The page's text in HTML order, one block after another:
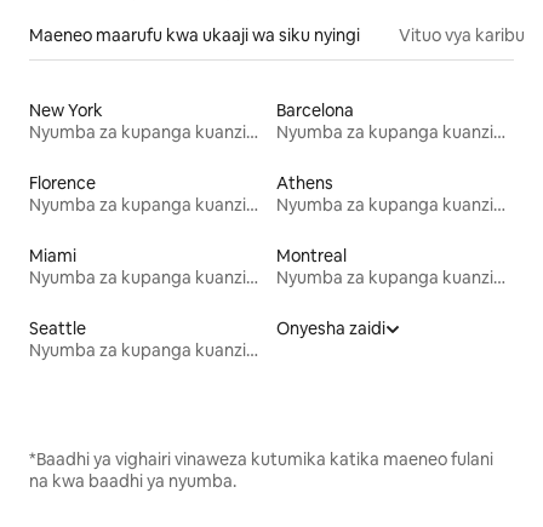
Maeneo maarufu kwa ukaaji wa siku nyingi Vituo vya karibu
New York
Nyumba za kupanga kuanzia mwezi mmoja
Barcelona
Nyumba za kupanga kuanzia mwezi mmoja
Florence
Nyumba za kupanga kuanzia mwezi mmoja
Athens
Nyumba za kupanga kuanzia mwezi mmoja
Miami
Nyumba za kupanga kuanzia mwezi mmoja
Montreal
Nyumba za kupanga kuanzia mwezi mmoja
Seattle
Nyumba za kupanga kuanzia mwezi mmoja
Onyesha zaidi
*Baadhi ya vighairi vinaweza kutumika katika maeneo fulani
na kwa baadhi ya nyumba.